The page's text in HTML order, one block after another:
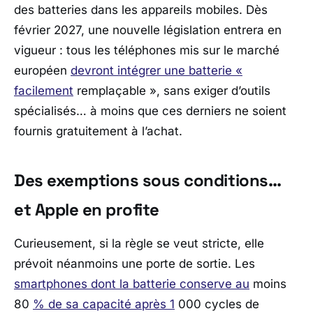
des batteries dans les appareils mobiles. Dès
février 2027, une nouvelle législation entrera en
vigueur : tous les téléphones mis sur le marché
européen devront intégrer une batterie «
facilement remplaçable », sans exiger d’outils
spécialisés… à moins que ces derniers ne soient
fournis gratuitement à l’achat.
Des exemptions sous conditions…
et Apple en profite
Curieusement, si la règle se veut stricte, elle
prévoit néanmoins une porte de sortie. Les
smartphones dont la batterie conserve au moins
80 % de sa capacité après 1 000 cycles de